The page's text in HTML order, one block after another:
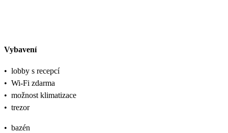
Vybavení
• lobby s recepcí
• Wi-Fi zdarma
• možnost klimatizace
• trezor
• bazén